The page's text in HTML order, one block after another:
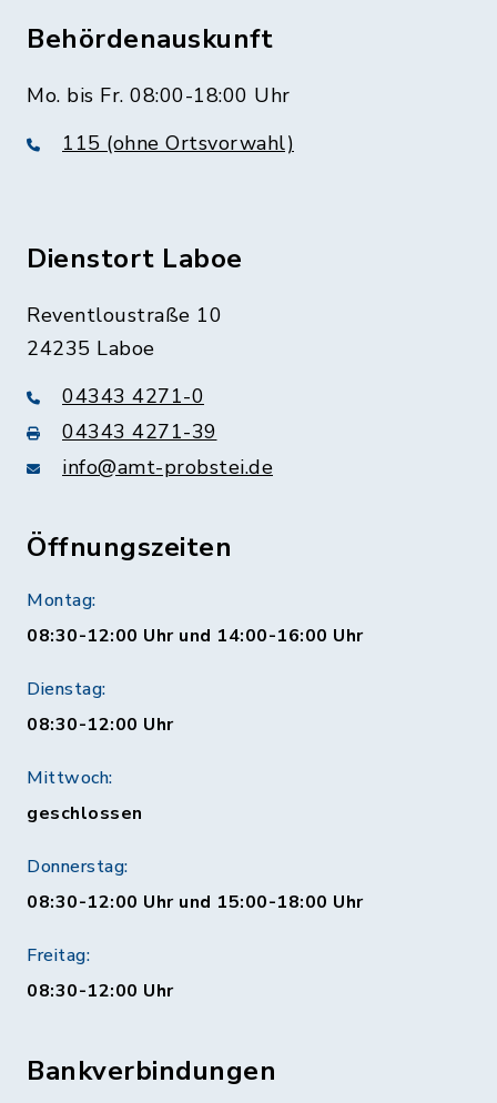
Behördenauskunft
Mo. bis Fr. 08:00-18:00 Uhr
115 (ohne Ortsvorwahl)
Dienstort Laboe
Reventloustraße 10
24235 Laboe
04343 4271-0
04343 4271-39
info@amt-probstei.de
Öffnungszeiten
Montag:
08:30-12:00 Uhr und 14:00-16:00 Uhr
Dienstag:
08:30-12:00 Uhr
Mittwoch:
geschlossen
Donnerstag:
08:30-12:00 Uhr und 15:00-18:00 Uhr
Freitag:
08:30-12:00 Uhr
Bankverbindungen